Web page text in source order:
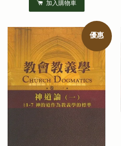
加入購物車
優惠